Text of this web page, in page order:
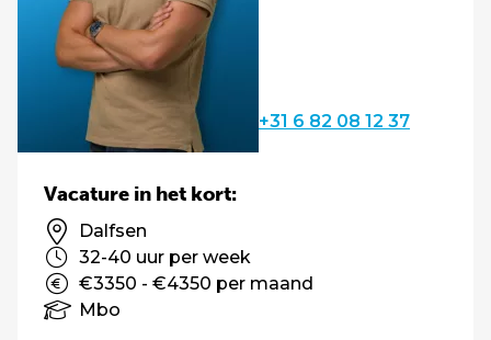
+31 6 82 08 12 37
Vacature in het kort:
Dalfsen
32-40 uur per week
€3350 - €4350 per maand
Mbo